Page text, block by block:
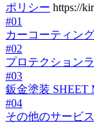
ポリシー https://
#01
カーコーティング
#02
プロテクション
#03
鈑金塗装 SHEET
#04
その他のサービス